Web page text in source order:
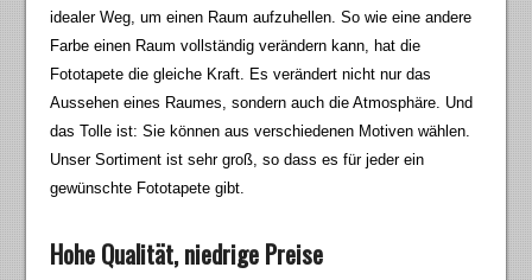
idealer Weg, um einen Raum aufzuhellen. So wie eine andere
Farbe einen Raum vollständig verändern kann, hat die
Fototapete die gleiche Kraft. Es verändert nicht nur das
Aussehen eines Raumes, sondern auch die Atmosphäre. Und
das Tolle ist: Sie können aus verschiedenen Motiven wählen.
Unser Sortiment ist sehr groß, so dass es für jeder ein
gewünschte Fototapete gibt.
Hohe Qualität, niedrige Preise